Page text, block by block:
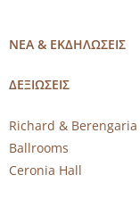
ΝΕΑ & ΕΚΔΗΛΩΣΕΙΣ
ΔΕΞΙΩΣΕΙΣ
Richard & Berengaria
Ballrooms
Ceronia Hall